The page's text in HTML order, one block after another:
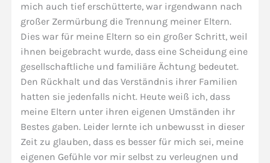
mich auch tief erschütterte, war irgendwann nach
großer Zermürbung die Trennung meiner Eltern.
Dies war für meine Eltern so ein großer Schritt, weil
ihnen beigebracht wurde, dass eine Scheidung eine
gesellschaftliche und familiäre Ächtung bedeutet.
Den Rückhalt und das Verständnis ihrer Familien
hatten sie jedenfalls nicht. Heute weiß ich, dass
meine Eltern unter ihren eigenen Umständen ihr
Bestes gaben. Leider lernte ich unbewusst in dieser
Zeit zu glauben, dass es besser für mich sei, meine
eigenen Gefühle vor mir selbst zu verleugnen und